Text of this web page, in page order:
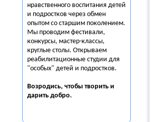
нравственного воспитания детей
и подростков через обмен
опытом со старшим поколением.
Мы проводим фестивали,
конкурсы, мастер-классы,
круглые столы. Открываем
реабилитационные студии для
"особых" детей и подростков.
Возродись, чтобы творить и
дарить добро.